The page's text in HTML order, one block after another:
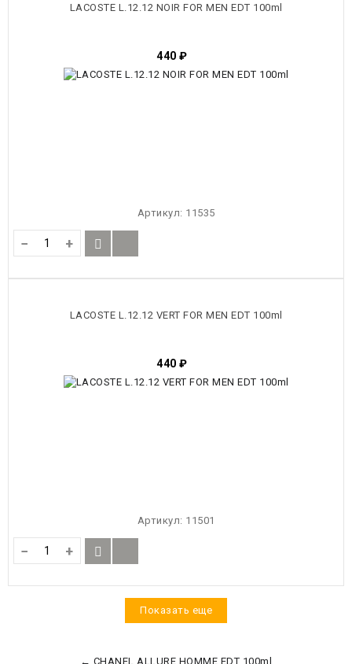
LACOSTE L.12.12 NOIR FOR MEN EDT 100ml
440 ₽
Артикул: 11535
− +
LACOSTE L.12.12 VERT FOR MEN EDT 100ml
440 ₽
Артикул: 11501
− +
Показать еще
← CHANEL ALLURE HOMME EDT 100ml